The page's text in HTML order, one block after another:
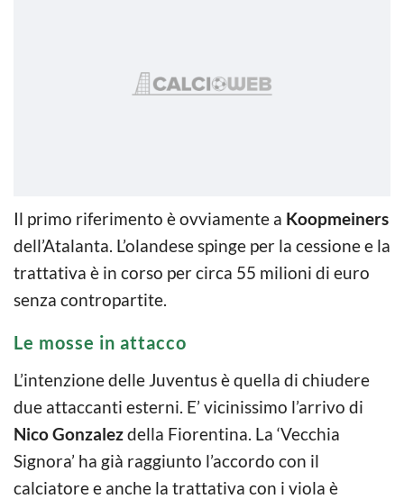
Il primo riferimento è ovviamente a Koopmeiners
dell’Atalanta. L’olandese spinge per la cessione e la
trattativa è in corso per circa 55 milioni di euro
senza contropartite.
Le mosse in attacco
L’intenzione delle Juventus è quella di chiudere
due attaccanti esterni. E’ vicinissimo l’arrivo di
Nico Gonzalezdella Fiorentina. La ‘Vecchia
Signora’ ha già raggiunto l’accordo con il
calciatore e anche la trattativa con i viola è